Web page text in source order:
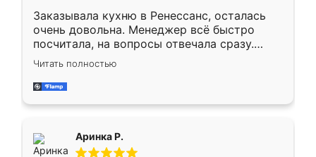
Заказывала кухню в Ренессанс, осталась
очень довольна. Менеджер всё быстро
посчитала, на вопросы отвечала сразу.
Замерщик приехал в субботу, подошёл к
делу со всей ответственностью. Собрали
за день, ребята работали аккуратно, даже
Читать полностью
Аринка Р.